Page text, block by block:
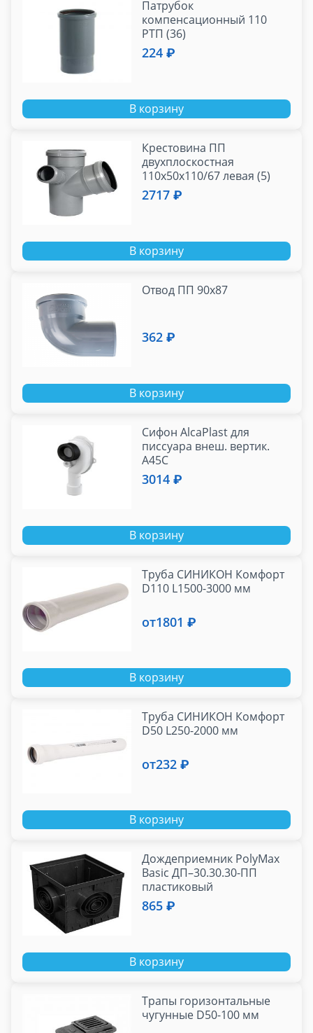
Патрубок
компенсационный 110
РТП (36)
224 ₽
В корзину
Крестовина ПП
двухплоскостная
110х50х110/67 левая (5)
2717 ₽
В корзину
Отвод ПП 90х87
362 ₽
В корзину
Сифон AlcaPlast для
писсуара внеш. вертик.
A45C
3014 ₽
В корзину
Труба СИНИКОН Комфорт
D110 L1500-3000 мм
от1801 ₽
В корзину
Труба СИНИКОН Комфорт
D50 L250-2000 мм
от232 ₽
В корзину
Дождеприемник PolyMax
Basic ДП–30.30.30-ПП
пластиковый
865 ₽
В корзину
Трапы горизонтальные
чугунные D50-100 мм